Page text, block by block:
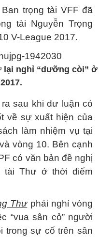
trọng tài VFF đã
tài Nguyễn Trọng
V-League 2017.
lại nghỉ “dưỡng còi” ở
sau khi dư luận có
về sự xuất hiện của
làm nhiệm vụ tại
vòng 10. Bên cạnh
có văn bản đề nghị
tài Thư ở thời điểm
Thưphải nghỉ vòng
“vua sân cỏ” người
trong sự cố trên sân